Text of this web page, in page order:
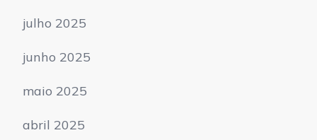
julho 2025
junho 2025
maio 2025
abril 2025